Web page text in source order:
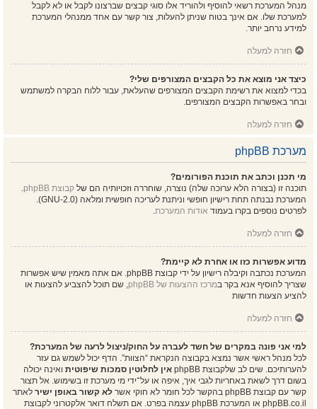
מנהל המערכת רשאי להוסיף ולהוריד אלו סוגי קבצים שברצונו לקבל או לא לקבל
למערכת שלו. אם אינך בטוח שניתן להעלות, צור קשר עם אחד ממנהלי המערכת
למידע נרחב יותר.
חזרה למעלה
כיצד אני מוצא את כל הקבצים המצורפים שלי?
בכדי למצוא את רשימת הקבצים המצורפים שהעלאת, עבור ללוח הבקרה למשתמש
ובחר באפשרות הקבצים המצורפים.
חזרה למעלה
מערכת phpBB
מי תכנן וכתב את תוכנת הפורומים?
תוכנה זו (בצורה הלא ערוכה שלה) נוצרה, שוחררה וזכויותיה הם של קבוצת phpBB
.
המערכת נבנתה תחת רישיון חופשי וניתנת לעריכה חופשית ומלאה (GNU-2.0).
לפרטים נוספים בקרו בעמוד אודות המערכת.
חזרה למעלה
מדוע אפשרות כזו או אחרת לא קיימת?
המערכת נכתבה וקיבלה רישיון על ידי קבוצת phpBB. אם אתה מאמין שיש אפשרות
שצריך להוסיף אנא בקר במרכז ההצעות של phpBB
, שם תוכל להצביע להצעות או
להציע הצעות חדשות
חזרה למעלה
למי אני פונה במקרים של חשד לעברה על החוק/ניצול לרעה של המערכת?
לכל מנהל ראשי אשר נמצא בקבוצה הנקראת “הצוות”. הדף יכול לשמש גם עזר
להערותיכם. שים לב שלקבוצת phpBB
אין לחלוטין סמכות שיפוטית ואינה יכולה
בשום דרך לשאת באחריות לגבי איך, איפה או על־ידי מי מערכת זו בשימוש. אל תצור
קשר עם קבוצת phpBB בהקשר לכל חומר לא חוקי אשר
לא קשור באופן ישיר לאתר
phpBB.co.il או המערכת phpBB עצמה בפרט. אם תשלח דואר אלקטרוני לקבוצת